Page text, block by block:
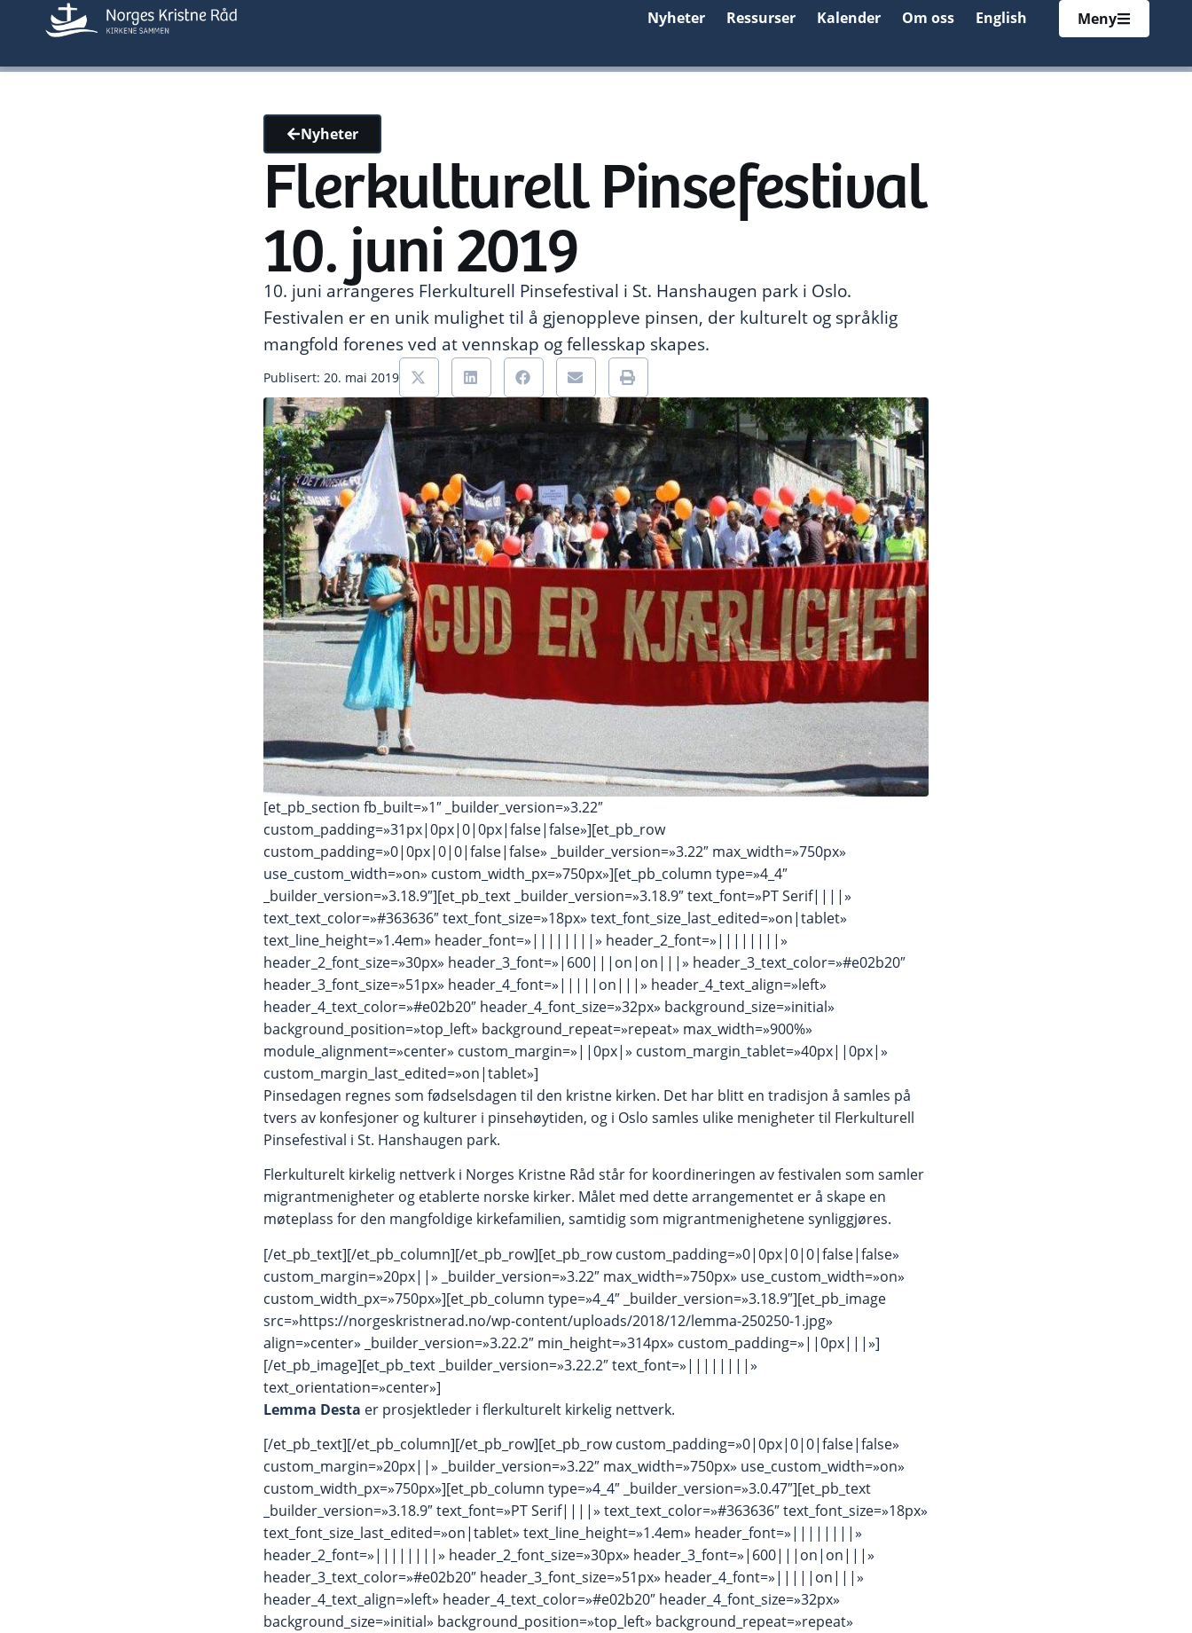
Nyheter Ressurser Kalender Om oss English Meny
Nyheter
Flerkulturell Pinsefestival
10. juni 2019
10. juni arrangeres Flerkulturell Pinsefestival i St. Hanshaugen park i Oslo.
Festivalen er en unik mulighet til å gjenoppleve pinsen, der kulturelt og språklig
mangfold forenes ved at vennskap og fellesskap skapes.
Publisert: 20. mai 2019
[et_pb_section fb_built=»1″ _builder_version=»3.22″
custom_padding=»31px|0px|0|0px|false|false»][et_pb_row
custom_padding=»0|0px|0|0|false|false» _builder_version=»3.22″ max_width=»750px»
use_custom_width=»on» custom_width_px=»750px»][et_pb_column type=»4_4″
_builder_version=»3.18.9″][et_pb_text _builder_version=»3.18.9″ text_font=»PT Serif||||»
text_text_color=»#363636″ text_font_size=»18px» text_font_size_last_edited=»on|tablet»
text_line_height=»1.4em» header_font=»||||||||» header_2_font=»||||||||»
header_2_font_size=»30px» header_3_font=»|600|||on|on|||» header_3_text_color=»#e02b20″
header_3_font_size=»51px» header_4_font=»|||||on|||» header_4_text_align=»left»
header_4_text_color=»#e02b20″ header_4_font_size=»32px» background_size=»initial»
background_position=»top_left» background_repeat=»repeat» max_width=»900%»
module_alignment=»center» custom_margin=»||0px|» custom_margin_tablet=»40px||0px|»
custom_margin_last_edited=»on|tablet»]
Pinsedagen regnes som fødselsdagen til den kristne kirken. Det har blitt en tradisjon å samles på
tvers av konfesjoner og kulturer i pinsehøytiden, og i Oslo samles ulike menigheter til Flerkulturell
Pinsefestival i St. Hanshaugen park.
Flerkulturelt kirkelig nettverk i Norges Kristne Råd står for koordineringen av festivalen som samler
migrantmenigheter og etablerte norske kirker. Målet med dette arrangementet er å skape en
møteplass for den mangfoldige kirkefamilien, samtidig som migrantmenighetene synliggjøres.
[/et_pb_text][/et_pb_column][/et_pb_row][et_pb_row custom_padding=»0|0px|0|0|false|false»
custom_margin=»20px||» _builder_version=»3.22″ max_width=»750px» use_custom_width=»on»
custom_width_px=»750px»][et_pb_column type=»4_4″ _builder_version=»3.18.9″][et_pb_image
src=»https://norgeskristnerad.no/wp-content/uploads/2018/12/lemma-250250-1.jpg»
align=»center» _builder_version=»3.22.2″ min_height=»314px» custom_padding=»||0px|||»]
[/et_pb_image][et_pb_text _builder_version=»3.22.2″ text_font=»||||||||»
text_orientation=»center»]
Lemma Desta er prosjektleder i flerkulturelt kirkelig nettverk.
[/et_pb_text][/et_pb_column][/et_pb_row][et_pb_row custom_padding=»0|0px|0|0|false|false»
custom_margin=»20px||» _builder_version=»3.22″ max_width=»750px» use_custom_width=»on»
custom_width_px=»750px»][et_pb_column type=»4_4″ _builder_version=»3.0.47″][et_pb_text
_builder_version=»3.18.9″ text_font=»PT Serif||||» text_text_color=»#363636″ text_font_size=»18px»
text_font_size_last_edited=»on|tablet» text_line_height=»1.4em» header_font=»||||||||»
header_2_font=»||||||||» header_2_font_size=»30px» header_3_font=»|600|||on|on|||»
header_3_text_color=»#e02b20″ header_3_font_size=»51px» header_4_font=»|||||on|||»
header_4_text_align=»left» header_4_text_color=»#e02b20″ header_4_font_size=»32px»
background_size=»initial» background_position=»top_left» background_repeat=»repeat»